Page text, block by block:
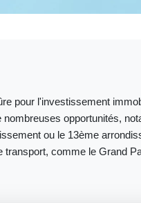
pour l'investissement
opportunités,
ou le 13ème
transport, comme le Grand